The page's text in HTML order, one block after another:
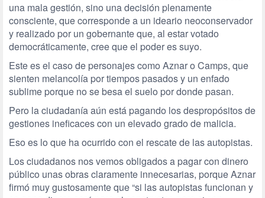
una mala gestión, sino una decisión plenamente
consciente, que corresponde a un ideario neoconservador
y realizado por un gobernante que, al estar votado
democráticamente, cree que el poder es suyo.
Este es el caso de personajes como Aznar o Camps, que
sienten melancolía por tiempos pasados y un enfado
sublime porque no se besa el suelo por donde pasan.
Pero la ciudadanía aún está pagando los despropósitos de
gestiones ineficaces con un elevado grado de malicia.
Eso es lo que ha ocurrido con el rescate de las autopistas.
Los ciudadanos nos vemos obligados a pagar con dinero
público unas obras claramente innecesarias, porque Aznar
firmó muy gustosamente que “si las autopistas funcionan y